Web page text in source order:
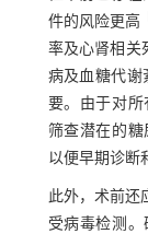
件的风险更高［
率及心肾相关
病及血糖代谢
要。由于对所
筛查潜在的糖
以便早期诊断
此外，术前还
受病毒检测。